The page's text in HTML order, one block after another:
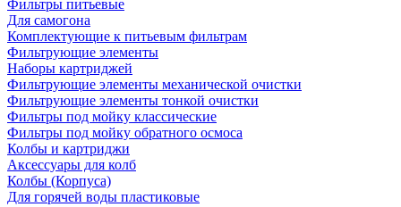
Фильтры питьевые
Для самогона
Комплектующие к питьевым фильтрам
Фильтрующие элементы
Наборы картриджей
Фильтрующие элементы механической очистки
Фильтрующие элементы тонкой очистки
Фильтры под мойку классические
Фильтры под мойку обратного осмоса
Колбы и картриджи
Аксессуары для колб
Колбы (Корпуса)
Для горячей воды пластиковые